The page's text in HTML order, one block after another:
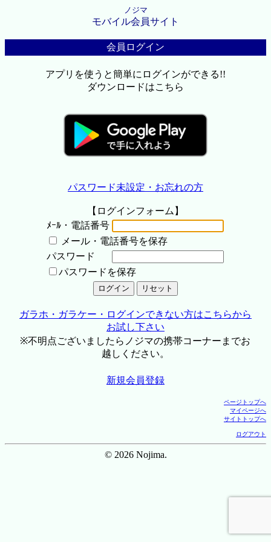
ノジマ
モバイル会員サイト
会員ログイン
アプリを使うと簡単にログインができる!!
ダウンロードはこちら
パスワード未設定・お忘れの方
【ログインフォーム】
ﾒｰﾙ・電話番号
メール・電話番号を保存
パスワード
パスワードを保存
ガラホ・ガラケー・ログインできない方はこちらから
お試し下さい
※不明点ございましたらノジマの携帯コーナーまでお
越しください。
新規会員登録
ページトップへ
マイページへ
サイトトップへ
ログアウト
© 2026 Nojima.